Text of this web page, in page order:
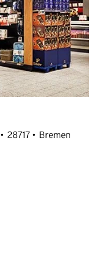
28717 Bremen